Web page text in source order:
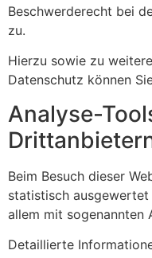
Beschwerderecht bei
zu.
Hierzu sowie zu
Datenschutz können
Analyse-
Beim Besuch dieser
statistisch
allem mit sogenannten
Detaillierte